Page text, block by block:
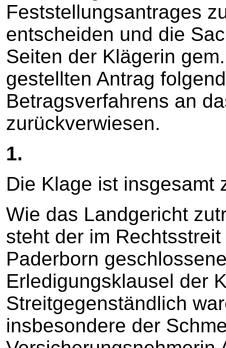
Feststellungsantrages
entscheiden und die
Seiten der Klägerin
gestellten Antrag
Betragsverfahrens an
zurückverwiesen.
1.
Die Klage ist insgesamt
Wie das Landgericht
steht der im
Paderborn
Erledigungsklausel der
Streitgegenständlich
insbesondere der